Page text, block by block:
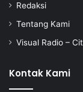
Redaksi
Tentang Kami
Visual Radio –
Kontak Kami